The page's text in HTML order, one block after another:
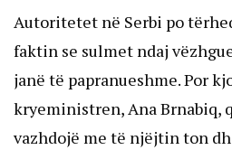
Autoritetet në Serbi po
faktin se sulmet ndaj
janë të papranueshme. Por
kryeministren, Ana Brnabiq,
vazhdojë me të njëjtin ton